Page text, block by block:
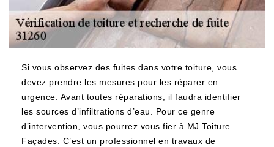
Si vous observez des fuites dans votre toiture, vous
devez prendre les mesures pour les réparer en
urgence. Avant toutes réparations, il faudra identifier
les sources d’infiltrations d’eau. Pour ce genre
d’intervention, vous pourrez vous fier à MJ Toiture
Façades. C’est un professionnel en travaux de